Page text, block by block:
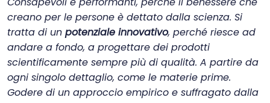
creano per le persone è dettato dalla scienza. Si
tratta di un potenziale innovativo, perché riesce ad
andare a fondo, a progettare dei prodotti
scientificamente sempre più di qualità. A partire da
ogni singolo dettaglio, come le materie prime.
Godere di un approccio empirico e suffragato dalla